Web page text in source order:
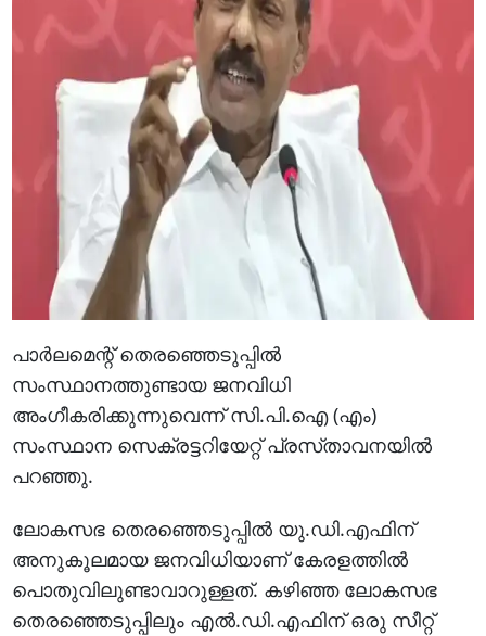
പാര്‍ലമെന്റ്‌ തെരഞ്ഞെടുപ്പില്‍
സംസ്ഥാനത്തുണ്ടായ ജനവിധി
അംഗീകരിക്കുന്നുവെന്ന്‌ സി.പി.ഐ (എം)
സംസ്ഥാന സെക്രട്ടറിയേറ്റ്‌ പ്രസ്‌താവനയില്‍
പറഞ്ഞു.
ലോകസഭ തെരഞ്ഞെടുപ്പില്‍ യു.ഡി.എഫിന്‌
അനുകൂലമായ ജനവിധിയാണ്‌ കേരളത്തില്‍
പൊതുവിലുണ്ടാവാറുള്ളത്‌. കഴിഞ്ഞ ലോകസഭ
തെരഞ്ഞെടുപ്പിലും എല്‍.ഡി.എഫിന്‌ ഒരു സീറ്റ്‌